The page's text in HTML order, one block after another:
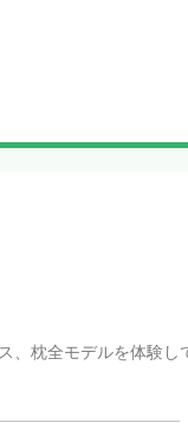
、枕全モデルを体験し